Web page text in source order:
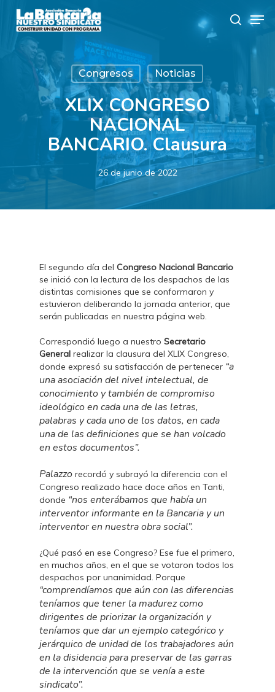
main
content
search
Congresos Noticias
XLIX CONGRESO
NACIONAL
BANCARIO. Clausura
26 de junio de 2022
El segundo día delCongreso Nacional Bancario
se inició con la lectura de los despachos de las
distintas comisiones que se conformaron y
estuvieron deliberando la jornada anterior, que
serán publicadas en nuestra página web.
Correspondió luego a nuestroSecretario
General realizar la clausura del XLIX Congreso,
donde expresó su satisfacción de pertenecer “a
una asociación del nivel intelectual, de
conocimiento y también de compromiso
ideológico en cada una de las letras,
palabras y cada uno de los datos, en cada
una de las definiciones que se han volcado
en estos documentos”.
Palazzo recordó y subrayó la diferencia con el
Congreso realizado hace doce años en Tanti,
donde “nos enterábamos que había un
interventor informante en la Bancaria y un
interventor en nuestra obra social”.
¿Qué pasó en ese Congreso? Ese fue el primero,
en muchos años, en el que se votaron todos los
despachos por unanimidad. Porque
“comprendíamos que aún con las diferencias
teníamos que tener la madurez como
dirigentes de priorizar la organización y
teníamos que dar un ejemplo categórico y
jerárquico de unidad de los trabajadores aún
en la disidencia para preservar de las garras
de la intervención que se venía a este
sindicato”.